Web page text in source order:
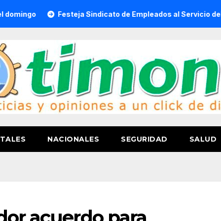
Festeja Sindicato de Empleados al Servicio del H.
NACIONALES SEGURIDAD SALUD